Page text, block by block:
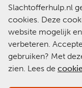
Slachtofferhulp.nl
cookies. Deze
website mogelijk
verbeteren.
gebruiken? Met
zien. Lees de